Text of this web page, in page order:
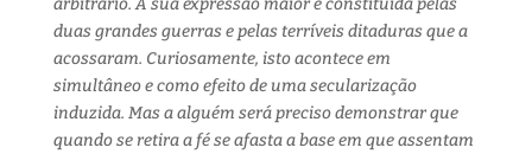
arbitrário. A sua expressão maior é constituída pelas
duas grandes guerras e pelas terríveis ditaduras que a
acossaram. Curiosamente, isto acontece em
simultâneo e como efeito de uma secularização
induzida. Mas a alguém será preciso demonstrar que
quando se retira a fé se afasta a base em que assentam